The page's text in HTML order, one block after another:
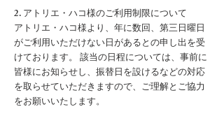
2. アトリエ・ハコ様のご利用制限について
アトリエ・ハコ様より、年に数回、第三日曜日
がご利用いただけない日があるとの申し出を受
けております。 該当の日程については、事前に
皆様にお知らせし、振替日を設けるなどの対応
を取らせていただきますので、ご理解とご協力
をお願いいたします。